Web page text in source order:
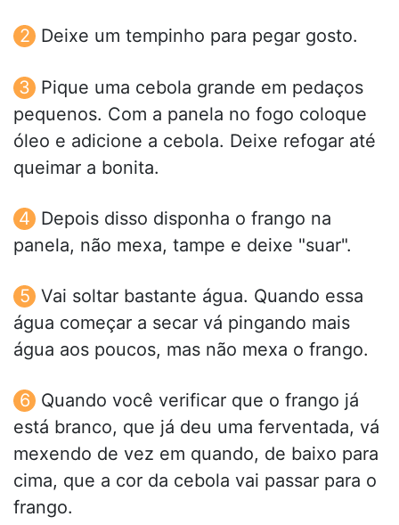
Deixe um tempinho para pegar gosto.
Pique uma cebola grande em pedaços
pequenos. Com a panela no fogo coloque
óleo e adicione a cebola. Deixe refogar até
queimar a bonita.
Depois disso disponha o frango na
panela, não mexa, tampe e deixe "suar".
Vai soltar bastante água. Quando essa
água começar a secar vá pingando mais
água aos poucos, mas não mexa o frango.
Quando você verificar que o frango já
está branco, que já deu uma ferventada, vá
mexendo de vez em quando, de baixo para
cima, que a cor da cebola vai passar para o
frango.